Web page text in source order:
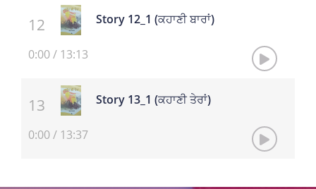
Story 12_1 (ਕਹਾਣੀ ਬਾਰਾਂ)
0:00/ 13:13
Story 13_1 (ਕਹਾਣੀ ਤੇਰਾਂ)
0:00/ 13:37